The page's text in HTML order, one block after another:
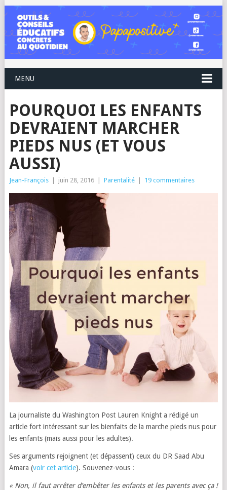
MENU
POURQUOI LES ENFANTS
DEVRAIENT MARCHER
PIEDS NUS (ET VOUS
AUSSI)
Jean-François juin 28, 2016 Parentalité 19 commentaires
La journaliste du Washington Post Lauren Knight a rédigé un
article fort intéressant sur les bienfaits de la marche pieds nus pour
les enfants (mais aussi pour les adultes).
Ses arguments rejoignent (et dépassent) ceux du DR Saad Abu
Amara (voir cet article). Souvenez-vous :
« Non, il faut arrêter d’embêter les enfants et les parents avec ça !